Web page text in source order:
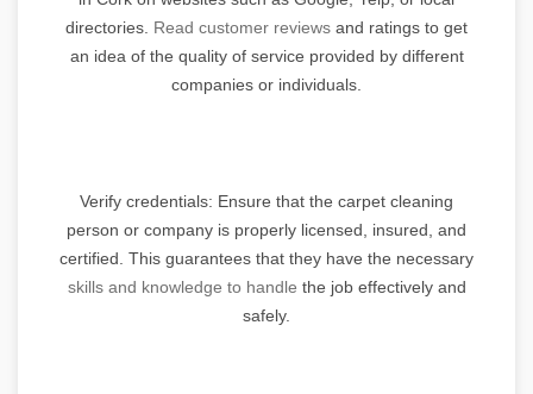
directories. Read customer reviews and ratings to get
an idea of the quality of service provided by different
companies or individuals.
Verify credentials: Ensure that the carpet cleaning
person or company is properly licensed, insured, and
certified. This guarantees that they have the necessary
skills and knowledge to handle the job effectively and
safely.